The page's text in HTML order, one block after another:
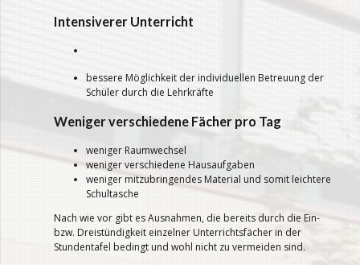
Intensiverer Unterricht
bessere Möglichkeit der individuellen Betreuung der
Schüler durch die Lehrkräfte
Weniger verschiedene Fächer pro Tag
weniger Raumwechsel
weniger verschiedene Hausaufgaben
weniger mitzubringendes Material und somit leichtere
Schultasche
Nach wie vor gibt es Ausnahmen, die bereits durch die Ein-
bzw. Dreistündigkeit einzelner Unterrichtsfächer in der
Stundentafel bedingt und wohl nicht zu vermeiden sind.